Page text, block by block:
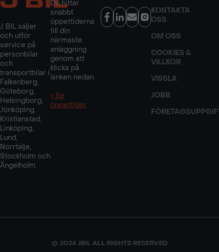
J BIL säljer
och utför
service på
personbilar
och
transportbilar i
Falkenberg,
Göteborg,
Helsingborg,
Jönköping,
Kristianstad,
Linköping,
Lund,
Norrtälje,
Stockholm och
Ängelholm.
Du hittar
snabbt
öppettiderna
till din
närmaste
anläggning
genom att
klicka på
länken nedan.
> Se
öppettider
KONTAKTA
OSS
OM OSS
COOKIES &
VILLKOR
VISSLA
JOBB
© 2026 JBIL ALL RIGHTS RESERVED